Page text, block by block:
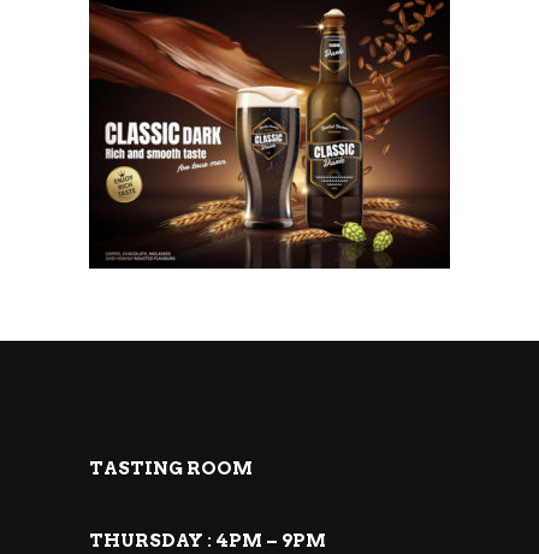
TASTING ROOM
THURSDAY : 4PM – 9PM